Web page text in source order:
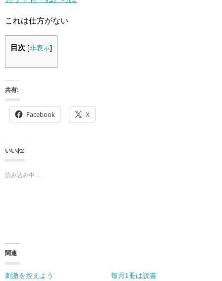
これは仕方がない
目次 [非表示]
共有:
Facebook X
いいね:
読み込み中…
関連
刺激を控えよう
毎月1冊は読書